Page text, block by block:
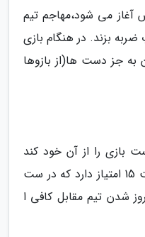
آغاز می شود،مهاجم تیم
تا 3بار به توپ ضربه بزند. در هنگام بازی
جز دست ها(از بازوها
که بتواند 2 ست از 3ست بازی را از آن خود کند
برنده مسابقه خواهد بود. هر ست 15 امتیاز دارد که در ست
برای پیروز شدن تیم مقابل کافی ا